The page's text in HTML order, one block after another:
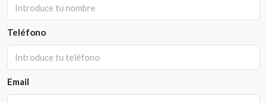
Teléfono
Email